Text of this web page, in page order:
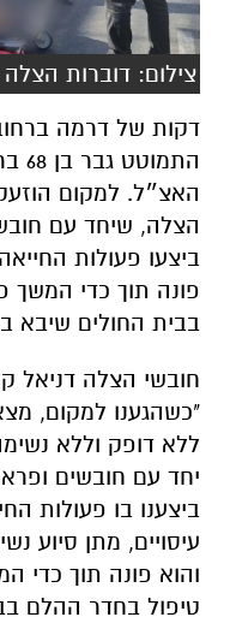
צילום: דוברות הצלה
דקות של דרמה
האצ״ל. למקום
הצלה, שיחד עם
פונה תוך כדי המשך
בבית החולים שיבא
חובשי הצלה דניאל
ללא דופק וללא
יחד עם חובשים
ביצענו בו פעולות
עיסויים, מתן סיוע
והוא פונה תוך כדי
טיפול בחדר ההלם